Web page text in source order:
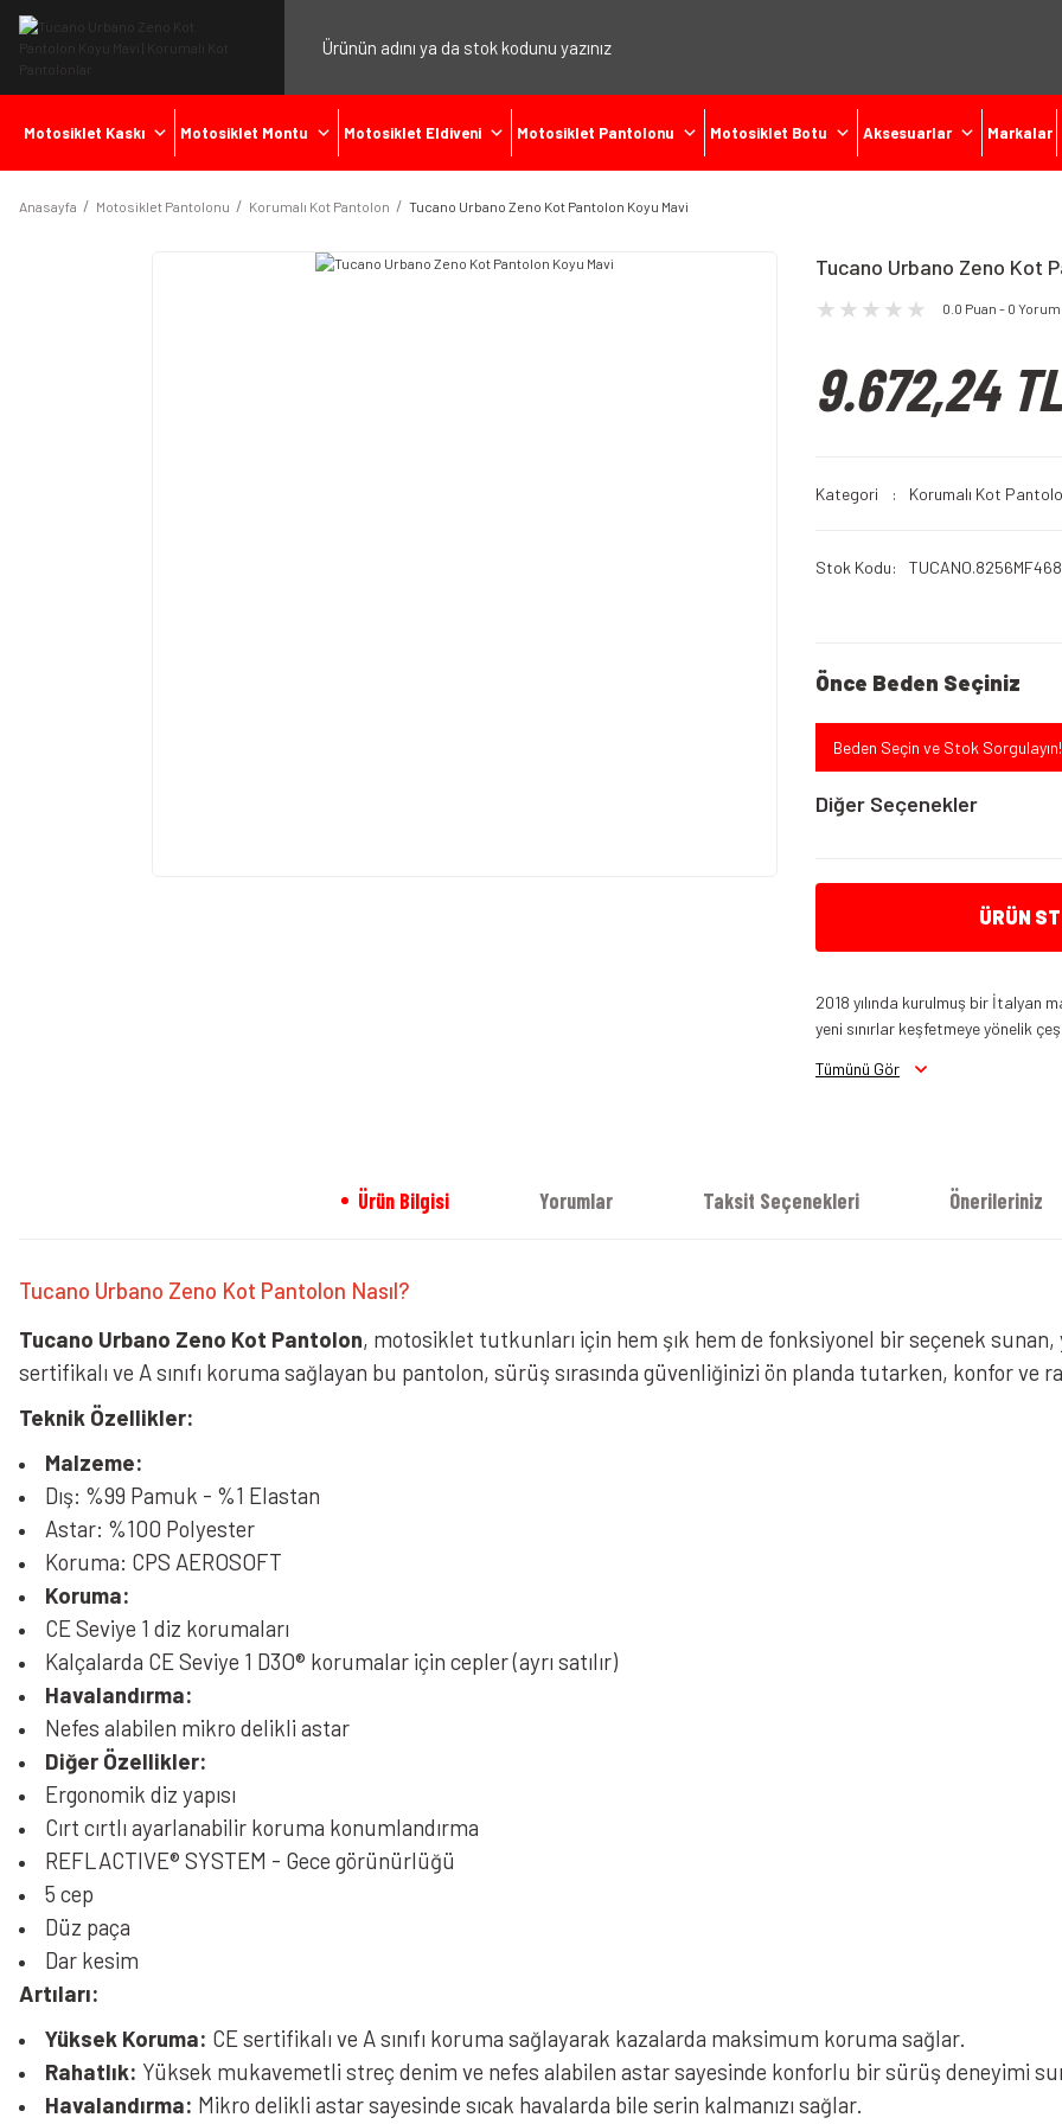
Motosiklet Kaskı Motosiklet Montu Motosiklet Eldiveni Motosiklet Pantolonu Motosiklet Botu Aksesuarlar Markalar
Anasayfa Motosiklet Pantolonu Korumalı Kot Pantolon Tucano Urbano Zeno Kot Pantolon Koyu Mavi
Tucano Urbano Zeno Kot
0.0 Puan - 0 Yorum
9.672,24 TL
Kategori Korumalı Kot
Stok Kodu
Önce Beden Seçiniz
Beden Seçin ve Stok Sorgulayın!
Diğer Seçenekler
ÜRÜN
2018 yılında kurulmuş bir İtalyan
yeni sınırlar keşfetmeye yönelik
Tümünü Gör
Ürün Bilgisi Yorumlar Taksit Seçenekleri Önerileriniz
Tucano Urbano Zeno Kot Pantolon Nasıl?
Tucano Urbano Zeno Kot Pantolon, motosiklet tutkunları için hem şık hem de fonksiyonel bir seçenek
sertifikalı ve A sınıfı koruma sağlayan bu pantolon, sürüş sırasında güvenliğinizi ön planda tutarken, konfor ve
Teknik Özellikler:
Malzeme:
Dış: %99 Pamuk - %1 Elastan
Astar: %100 Polyester
Koruma: CPS AEROSOFT
Koruma:
CE Seviye 1 diz korumaları
Kalçalarda CE Seviye 1 D3O® korumalar için cepler (ayrı satılır)
Havalandırma:
Nefes alabilen mikro delikli astar
Diğer Özellikler:
Ergonomik diz yapısı
Cırt cırtlı ayarlanabilir koruma konumlandırma
REFLACTIVE® SYSTEM - Gece görünürlüğü
5 cep
Düz paça
Dar kesim
Artıları:
Yüksek Koruma: CE sertifikalı ve A sınıfı koruma sağlayarak kazalarda maksimum koruma sağlar.
Rahatlık: Yüksek mukavemetli streç denim ve nefes alabilen astar sayesinde konforlu bir sürüş deneyimi
Havalandırma: Mikro delikli astar sayesinde sıcak havalarda bile serin kalmanızı sağlar.